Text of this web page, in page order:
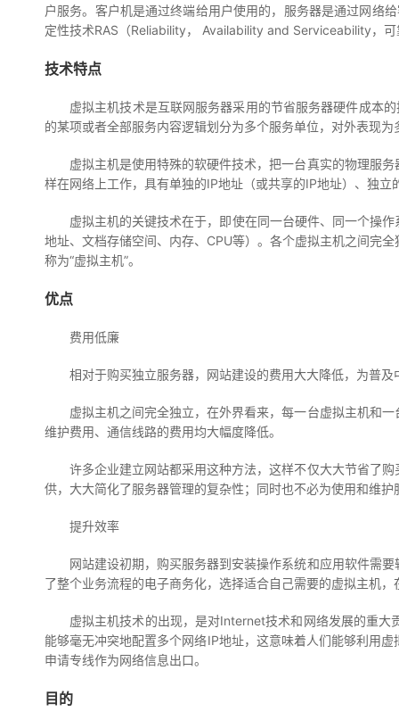
户服务。客户机是通过终端给用户使用的，服务器是通过网络
定性技术RAS（Reliability， Availability and Serviceability，
技术特点
虚拟主机技术是互联网服务器采用的节省服务器硬件成本
的某项或者全部服务内容逻辑划分为多个服务单位，对外表现
虚拟主机是使用特殊的软硬件技术，把一台真实的物理服
样在网络上工作，具有单独的IP地址（或共享的IP地址）、独
虚拟主机的关键技术在于，即使在同一台硬件、同一个操
地址、文档存储空间、内存、CPU等）。各个虚拟主机之间完
称为“虚拟主机”。
优点
费用低廉
相对于购买独立服务器，网站建设的费用大大降低，为普
虚拟主机之间完全独立，在外界看来，每一台虚拟主机和
维护费用、通信线路的费用均大幅度降低。
许多企业建立网站都采用这种方法，这样不仅大大节省了
供，大大简化了服务器管理的复杂性；同时也不必为使用和维
提升效率
网站建设初期，购买服务器到安装操作系统和应用软件需
了整个业务流程的电子商务化，选择适合自己需要的虚拟主机
虚拟主机技术的出现，是对Internet技术和网络发展的重
能够毫无冲突地配置多个网络IP地址，这意味着人们能够利用
申请专线作为网络信息出口。
目的